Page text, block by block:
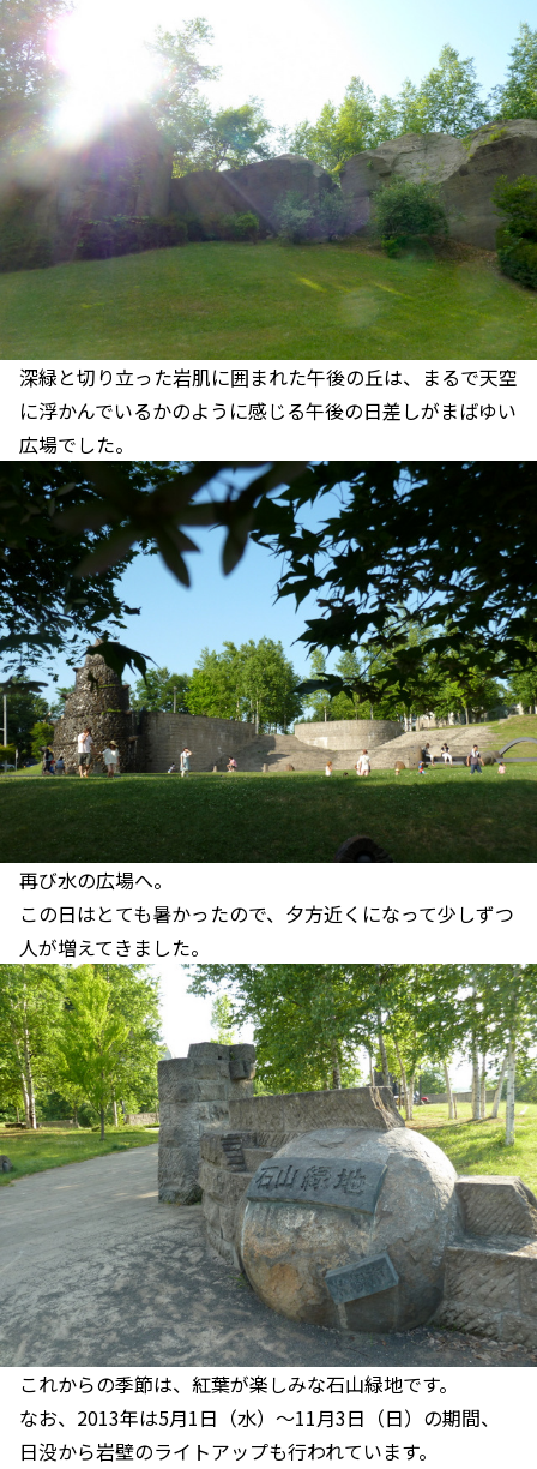
深緑と切り立った岩肌に囲まれた午後の丘は、まるで天空
に浮かんでいるかのように感じる午後の日差しがまばゆい
広場でした。
再び水の広場へ。
この日はとても暑かったので、夕方近くになって少しずつ
人が増えてきました。
これからの季節は、紅葉が楽しみな石山緑地です。
なお、2013年は5月1日（水）～11月3日（日）の期間、
日没から岩壁のライトアップも行われています。